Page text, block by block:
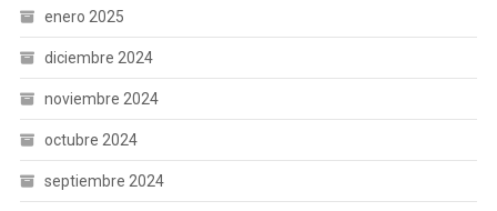
enero 2025
diciembre 2024
noviembre 2024
octubre 2024
septiembre 2024